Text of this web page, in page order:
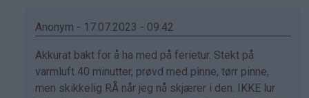
Anonym - 17.07.2023 - 09:42
Som
svar
på
Akkurat bakt for å ha med på ferietur. Stekt på
varmluft 40 minutter, prøvd med pinne, tørr pinne,
men skikkelig RÅ når jeg nå skjærer i den. IKKE lur